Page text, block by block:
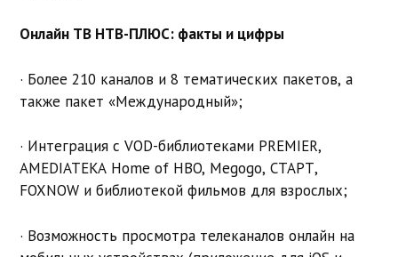
Онлайн ТВ НТВ-ПЛЮС: факты и цифры
· Более 210 каналов и 8 тематических пакетов, а
также пакет «Международный»;
· Интеграция с VOD-библиотеками PREMIER,
AMEDIATEKA Home of HBO, Megogo, СТАРТ,
FOXNOW и библиотекой фильмов для взрослых;
· Возможность просмотра телеканалов онлайн на